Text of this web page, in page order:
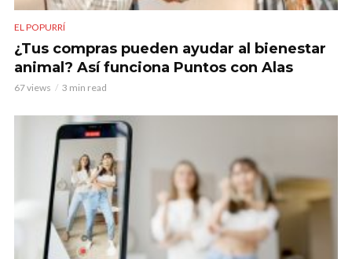
EL POPURRÍ
¿Tus compras pueden ayudar al bienestar
animal? Así funciona Puntos con Alas
67 views 3 min read